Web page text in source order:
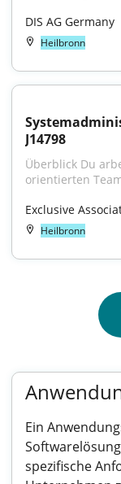
DIS AG Germany
Heilbronn
J14798
Überblick Du
orientierten
Exclusive
Heilbronn
Ein
spezifische